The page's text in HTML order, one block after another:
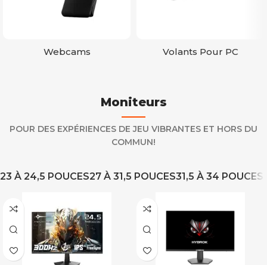
Webcams Volants Pour PC
Moniteurs
POUR DES EXPÉRIENCES DE JEU VIBRANTES ET HORS DU
COMMUN!
23 À 24,5 POUCES27 À 31,5 POUCES31,5 À 34 POUCES